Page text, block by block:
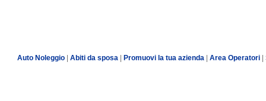
Auto Noleggio| Abiti da sposa| Promuovi la tua azienda Area Operatori